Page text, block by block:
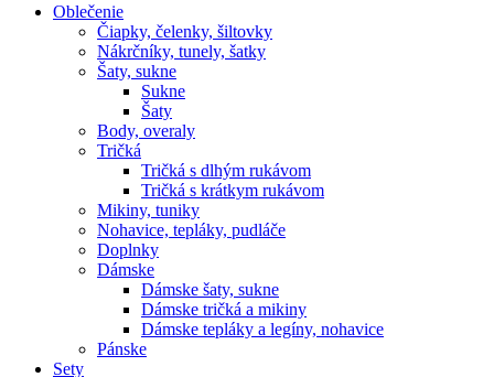
Oblečenie
Čiapky, čelenky, šiltovky
Nákrčníky, tunely, šatky
Šaty, sukne
Sukne
Šaty
Body, overaly
Tričká
Tričká s dlhým rukávom
Tričká s krátkym rukávom
Mikiny, tuniky
Nohavice, tepláky, pudláče
Doplnky
Dámske
Dámske šaty, sukne
Dámske tričká a mikiny
Dámske tepláky a legíny, nohavice
Pánske
Sety